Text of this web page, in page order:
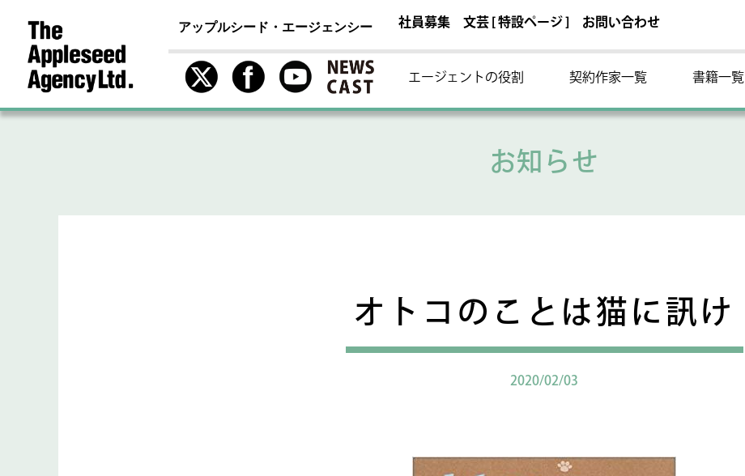
アップルシード・エージェンシー 社員募集 文芸 [ 特設ページ ] お問い合わせ
エージェントの役割 契約作家一覧 書籍一覧
お知らせ
オトコのことは猫に訊け
2020/02/03